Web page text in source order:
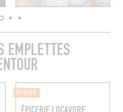
EMPLETTES
ÉPICERIE